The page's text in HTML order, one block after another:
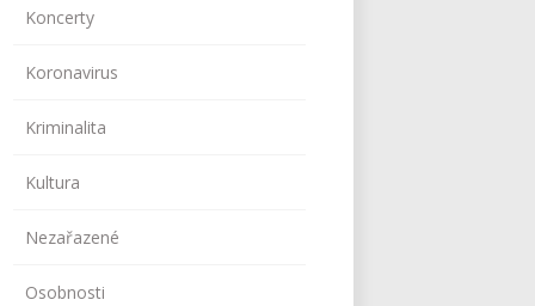
Koncerty
Koronavirus
Kriminalita
Kultura
Nezařazené
Osobnosti